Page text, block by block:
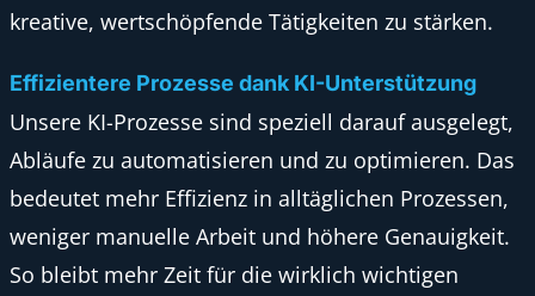
kreative, wertschöpfende Tätigkeiten zu stärken.
Effizientere Prozesse dank KI-Unterstützung
Unsere KI-Prozesse sind speziell darauf ausgelegt,
Abläufe zu automatisieren und zu optimieren. Das
bedeutet mehr Effizienz in alltäglichen Prozessen,
weniger manuelle Arbeit und höhere Genauigkeit.
So bleibt mehr Zeit für die wirklich wichtigen